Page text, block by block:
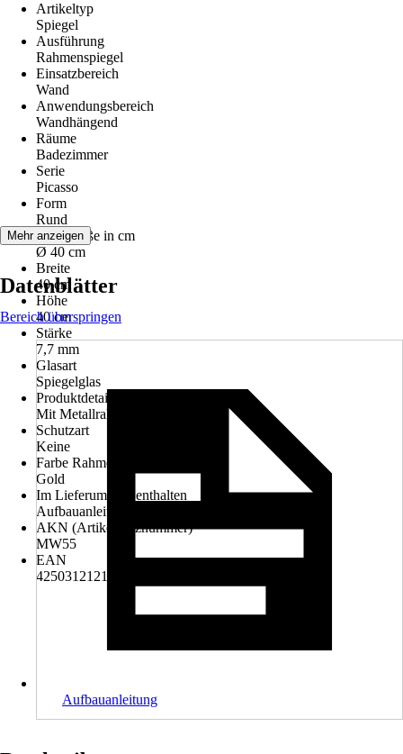
Artikeltyp
Spiegel
Ausführung
Rahmenspiegel
Einsatzbereich
Wand
Anwendungsbereich
Wandhängend
Räume
Badezimmer
Serie
Picasso
Form
Rund
Nenngröße in cm
Ø 40 cm
Breite
40 cm
Höhe
40 cm
Stärke
7,7 mm
Glasart
Spiegelglas
Produktdetails
Mit Metallrahmen
Schutzart
Keine
Farbe Rahmen
Gold
Im Lieferumfang enthalten
Aufbauanleitung
AKN (Artikelkurznummer)
MW55
EAN
4250312121795
Mehr anzeigen
Datenblätter
Bereich überspringen
Aufbauanleitung